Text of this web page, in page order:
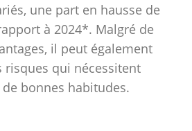
une part en hausse de
à 2024*. Malgré de
il peut également
risques qui nécessitent
de bonnes habitudes.